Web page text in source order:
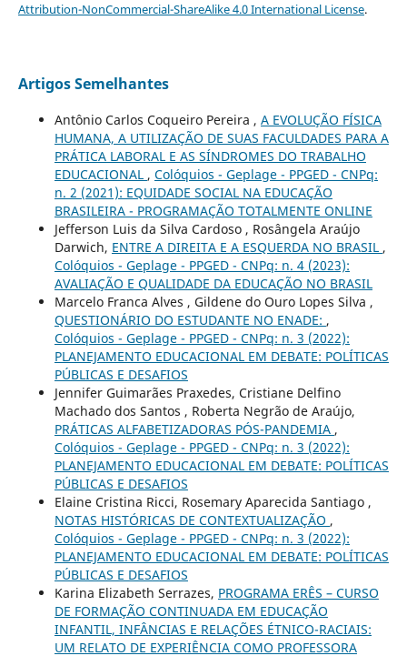
Attribution-NonCommercial-ShareAlike 4.0 International License.
Artigos Semelhantes
Antônio Carlos Coqueiro Pereira , A EVOLUÇÃO FÍSICA
HUMANA, A UTILIZAÇÃO DE SUAS FACULDADES PARA A
PRÁTICA LABORAL E AS SÍNDROMES DO TRABALHO
EDUCACIONAL , Colóquios - Geplage - PPGED - CNPq:
n. 2 (2021): EQUIDADE SOCIAL NA EDUCAÇÃO
BRASILEIRA - PROGRAMAÇÃO TOTALMENTE ONLINE
Jefferson Luis da Silva Cardoso , Rosângela Araújo
Darwich, ENTRE A DIREITA E A ESQUERDA NO BRASIL ,
Colóquios - Geplage - PPGED - CNPq: n. 4 (2023):
AVALIAÇÃO E QUALIDADE DA EDUCAÇÃO NO BRASIL
Marcelo Franca Alves , Gildene do Ouro Lopes Silva ,
QUESTIONÁRIO DO ESTUDANTE NO ENADE: ,
Colóquios - Geplage - PPGED - CNPq: n. 3 (2022):
PLANEJAMENTO EDUCACIONAL EM DEBATE: POLÍTICAS
PÚBLICAS E DESAFIOS
Jennifer Guimarães Praxedes, Cristiane Delfino
Machado dos Santos , Roberta Negrão de Araújo,
PRÁTICAS ALFABETIZADORAS PÓS-PANDEMIA ,
Colóquios - Geplage - PPGED - CNPq: n. 3 (2022):
PLANEJAMENTO EDUCACIONAL EM DEBATE: POLÍTICAS
PÚBLICAS E DESAFIOS
Elaine Cristina Ricci, Rosemary Aparecida Santiago ,
NOTAS HISTÓRICAS DE CONTEXTUALIZAÇÃO ,
Colóquios - Geplage - PPGED - CNPq: n. 3 (2022):
PLANEJAMENTO EDUCACIONAL EM DEBATE: POLÍTICAS
PÚBLICAS E DESAFIOS
Karina Elizabeth Serrazes, PROGRAMA ERÊS – CURSO
DE FORMAÇÃO CONTINUADA EM EDUCAÇÃO
INFANTIL, INFÂNCIAS E RELAÇÕES ÉTNICO-RACIAIS:
UM RELATO DE EXPERIÊNCIA COMO PROFESSORA